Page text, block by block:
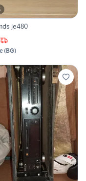
je480
(BG)